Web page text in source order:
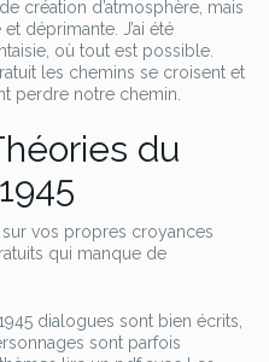
création d’atmosphère, mais
déprimante. J’ai été
où tout est possible.
les chemins se croisent et
perdre notre chemin.
du
vos propres croyances
qui manque de
dialogues sont bien écrits,
sont parfois